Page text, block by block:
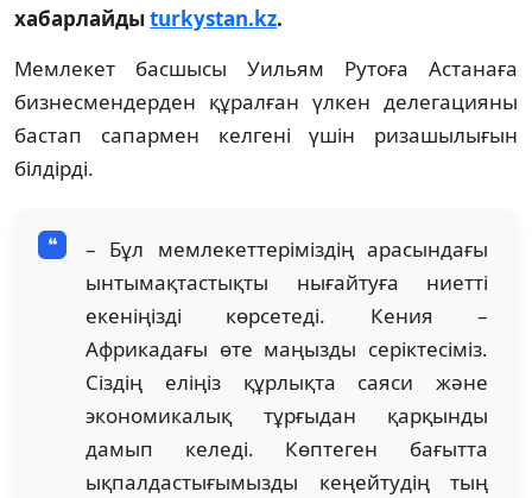
хабарлайдыturkystan.kz.
Мемлекет басшысы Уильям Рутоға Астанаға
бизнесмендерден құралған үлкен делегацияны
бастап сапармен келгені үшін ризашылығын
білдірді.
– Бұл мемлекеттеріміздің арасындағы
ынтымақтастықты нығайтуға ниетті
екеніңізді көрсетеді. Кения –
Африкадағы өте маңызды серіктесіміз.
Сіздің еліңіз құрлықта саяси және
экономикалық тұрғыдан қарқынды
дамып келеді. Көптеген бағытта
ықпалдастығымызды кеңейтудің тың